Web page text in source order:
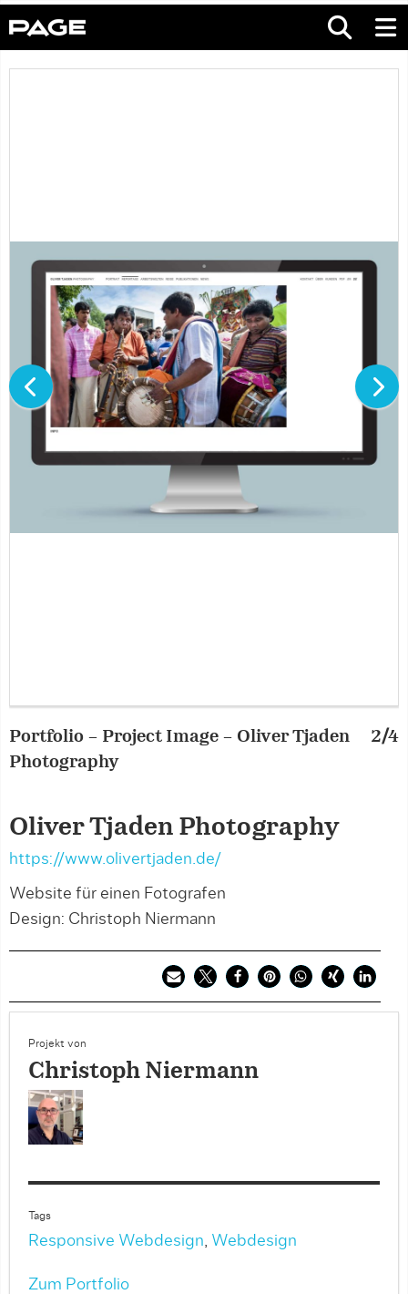
Portfolio – Project Image – Oliver Tjaden
Photography
2/4
Oliver Tjaden Photography
https://www.olivertjaden.de/
Website für einen Fotografen
Design: Christoph Niermann
Projekt von
Christoph Niermann
Tags
Responsive Webdesign, Webdesign
Zum Portfolio